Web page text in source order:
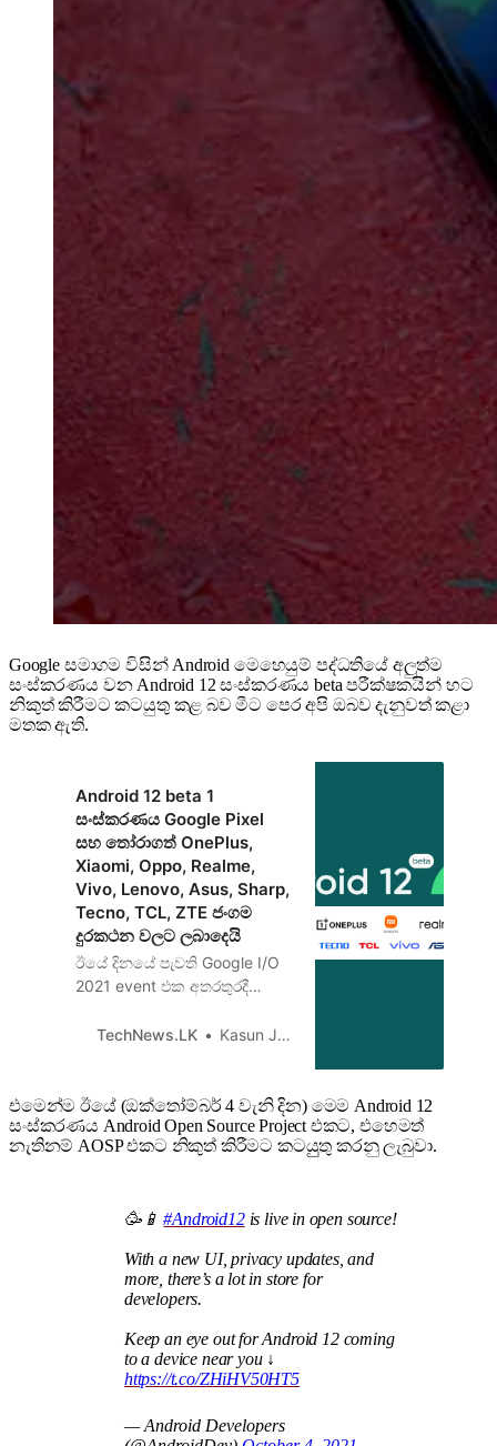
Google සමාගම විසින් Android මෙහෙයුම් පද්ධතියේ අලුත්ම
සංස්කරණය වන Android 12 සංස්කරණය beta පරීක්ෂකයින් හට
නිකුත් කිරීමට කටයුතු කළ බව මීට පෙර අපි ඔබව දැනුවත් කළා
මතක ඇති.
Android 12 beta 1
සංස්කරණය Google Pixel
සහ තෝරාගත් OnePlus,
Xiaomi, Oppo, Realme,
Vivo, Lenovo, Asus, Sharp,
Tecno, TCL, ZTE ජංගම
දුරකථන වලට ලබාදෙයි
ඊයේ දිනයේ පැවති Google I/O
2021 event එක අතරතුරදී
public beta සංස්කරණය නිකුත්
Android 12 BetaPosted by
Dave Burke, VP
TechNews.LK Kasun Jayarathna
එමෙන්ම ඊයේ (ඔක්තෝම්බර් 4 වැනි දින) මෙම Android 12
සංස්කරණය Android Open Source Project එකට, එහෙමත්
නැතිනම් AOSP එකට නිකුත් කිරීමට කටයුුතු කරනු ලැබුවා.
🥳📱#Android12is live in open source!
With a new UI, privacy updates, and
more, there’s a lot in store for
developers.
Keep an eye out for Android 12 coming
to a device near you ↓
https://t.co/ZHiHV50HT5
— Android Developers